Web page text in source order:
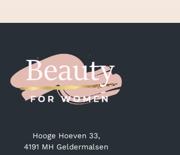
Hooge Hoeven 33,
4191 MH Geldermalsen